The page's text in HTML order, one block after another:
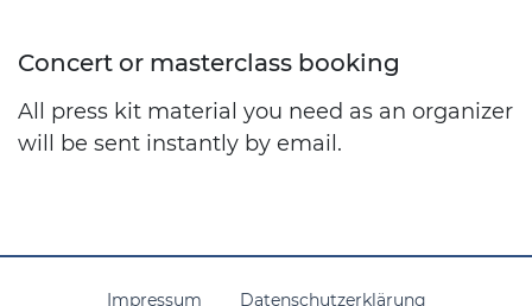
Concert or masterclass booking
All press kit material you need as an organizer
will be sent instantly by email.
Impressum Datenschutzerklärung